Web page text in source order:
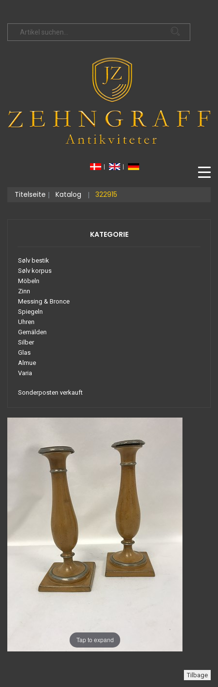
| |
Titelseite Katalog 322915
KATEGORIE
Sølv bestik
Sølv korpus
Möbeln
Zinn
Messing & Bronce
Spiegeln
Uhren
Gemälden
Silber
Glas
Almue
Varia
Sonderposten verkauft
Tap to expand
Tilbage